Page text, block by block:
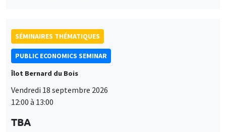
SÉMINAIRES THÉMATIQUES
PUBLIC ECONOMICS SEMINAR
Îlot Bernard du Bois
Vendredi 18 septembre 2026
12:00 à 13:00
TBA